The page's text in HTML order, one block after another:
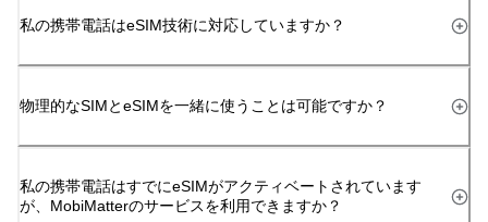
私の携帯電話はeSIM技術に対応していますか？
物理的なSIMとeSIMを一緒に使うことは可能ですか？
私の携帯電話はすでにeSIMがアクティベートされています
が、MobiMatterのサービスを利用できますか？